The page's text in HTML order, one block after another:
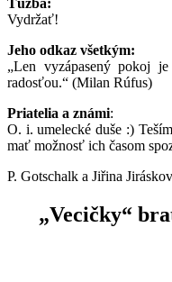
Vydržať!
Jeho odkaz všetkým:
„Len vyzápasený pokoj
radosťou.“ (Milan Rúfus)
Priatelia a známi:
O. i. umelecké duše :)
mať možnosť ich časom
P. Gotschalk a Jiřina
„Vecičky“